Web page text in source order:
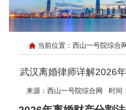
当前位置：西山一号院综合
武汉离婚律师详解2026
来源： 西山一号院综合网 时间